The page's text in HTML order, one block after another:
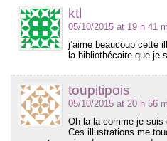
ktl
05/10/2015 at 19 h 41
j’aime beaucoup cette
la bibliothécaire que je
toupitipois
05/10/2015 at 20 h 56
Oh la la comme je suis
Ces illustrations me